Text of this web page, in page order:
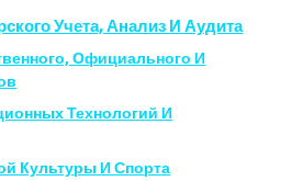
Учета, Анализ И Аудита
Официального И
Технологий И
Культуры И Спорта